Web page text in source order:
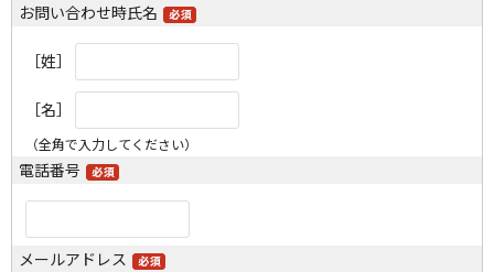
お問い合わせ時氏名
［姓］
［名］
（全角で入力してください）
電話番号
メールアドレス